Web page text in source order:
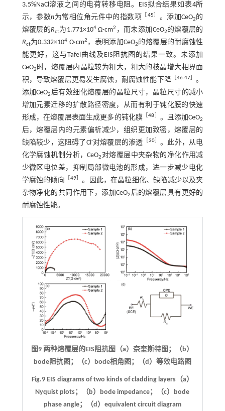
3.5%NaCl溶液之间的电荷转移电阻。EIS拟合结果如 表4所
示，参数n为常相位角元件中的指数项 45 。添加CeO2 的
熔覆层的Rct为1.771×104Ω·cm2 ，而未添加CeO2 的熔覆层的
Rct为0.332×104 Ω·cm2 ，表明添加CeO2 的熔覆层的耐腐蚀性
能更好，这与Tafel曲线及EIS阻抗图的结果一致。未添加
CeO2 时，熔覆层内晶粒较为粗大，粗大的枝晶增大相界面
积，导致熔覆层更易发生腐蚀，耐腐蚀性能下降［46-47
。
添加CeO2 后有效细化熔覆层的晶粒尺寸，晶粒尺寸的减小
增加元素迁移的扩散路径密度，从而有利于钝化膜的快速
形成，在熔覆层表面生成更多的钝化膜 ［48 。且添加CeO2
后，熔覆层内的元素偏析减少，组织更加致密，熔覆层的
缺陷较少，这阻碍了Cl -对熔覆层的渗透 30］ 。此外，从电
化学腐蚀机制分析，CeO2 对熔覆层中夹杂物的净化作用减
少微区电位差，抑制局部微电池的形成，进一步减少电化
学腐蚀的倾向
49］ 。因此，在晶粒细化、缺陷减少以及夹
杂物净化的共同作用下，添加CeO2 后的熔覆层具有更好的
耐腐蚀性能。
图9 两种熔覆层的EIS阻抗图（a）奈奎斯特图；（b）
bode阻抗图；（c）bode相角图；（d）等效电路图
Fig.9 EIS diagrams of two kinds of cladding layers（a）
Nyquist plots；（b）bode impedance；（c）bode
phase angle；（d）equivalent circuit diagram